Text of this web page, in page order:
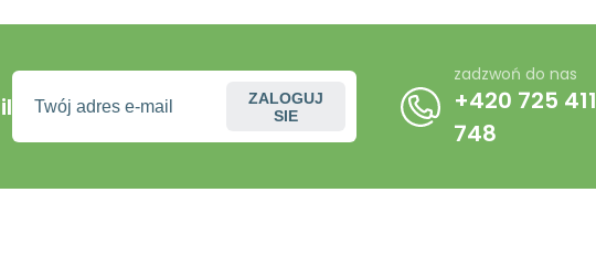
ZALOGUJ
SIE
zadzwoń do nas
+420 725 411
748